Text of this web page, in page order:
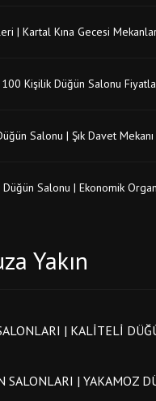
| Kartal Kına Gecesi
Kişilik Düğün Salonu
Salonu | Şık Davet Mekanı
Salonu | Ekonomik
Yakın
| KALITELI
SALONLARI | YAKAMOZ